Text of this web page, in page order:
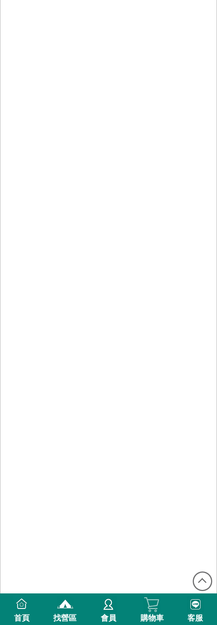
首頁 找營區 會員 購物車 客服